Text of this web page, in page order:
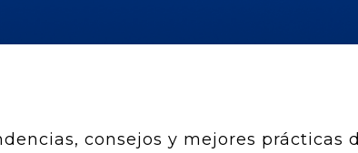
consejos y mejores prácticas